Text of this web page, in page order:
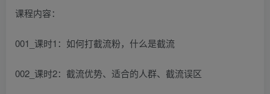
课程内容：
001_课时1：如何打截流粉，什么是截流
002_课时2：截流优势、适合的人群、截流误区